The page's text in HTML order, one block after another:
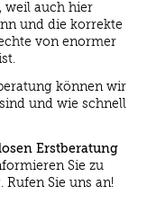
weil auch hier
und die korrekte
von enormer
können wir
und wie schnell
Erstberatung
Sie zu
Sie uns an!